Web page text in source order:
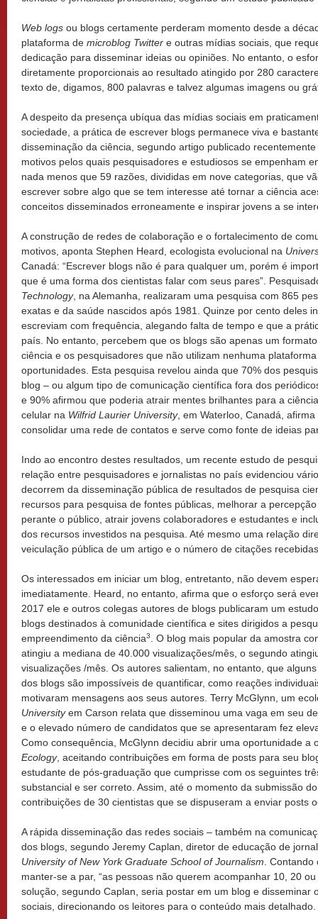
Web logs ou blogs certamente perderam momento desde a
plataforma de microblog Twitter e outras mídias sociais, que
dedicação para disseminar ideias ou opiniões. No entanto, o
diretamente proporcionais ao resultado atingido por 280
texto de, digamos, 800 palavras e talvez algumas imagens ou
A despeito da presença ubíqua das mídias sociais em
sociedade, a prática de escrever blogs permanece viva e
disseminação da ciência, segundo artigo publicado
motivos pelos quais pesquisadores e estudiosos se empenham
nada menos que 59 razões, divididas em nove categorias, que
escrever sobre algo que se tem interesse até tornar a ciência
conceitos disseminados erroneamente e inspirar jovens a se
A construção de redes de colaboração e o fortalecimento de
motivos, aponta Stephen Heard, ecologista evolucional na
Canadá: “Escrever blogs não é para qualquer um, porém é
que é uma forma dos cientistas falar com seus pares”.
Technology, na Alemanha, realizaram uma pesquisa com 865
exatas e da saúde nascidos após 1981. Quinze por cento deles
escreviam com frequência, alegando falta de tempo e que a
país. No entanto, percebem que os blogs são apenas um
ciência e os pesquisadores que não utilizam nenhuma
oportunidades. Esta pesquisa revelou ainda que 70% dos
blog – ou algum tipo de comunicação científica fora dos
e 90% afirmou que poderia atrair mentes brilhantes para a
celular na Wilfrid Laurier University, em Waterloo, Canadá,
consolidar uma rede de contatos e serve como fonte de ideias
Indo ao encontro destes resultados, um recente estudo de
relação entre pesquisadores e jornalistas no país evidenciou
decorrem da disseminação pública de resultados de pesquisa
recursos para pesquisa de fontes públicas, melhorar a
perante o público, atrair jovens colaboradores e estudantes e
dos recursos investidos na pesquisa. Até mesmo uma relação
veiculação pública de um artigo e o número de citações
Os interessados em iniciar um blog, entretanto, não devem
imediatamente. Heard, no entanto, afirma que o esforço será
2017 ele e outros colegas autores de blogs publicaram um
blogs destinados à comunidade científica e sites dirigidos a
empreendimento da ciência3
. O blog mais popular da amostra
atingiu a mediana de 40.000 visualizações/mês, o segundo
visualizações /mês. Os autores salientam, no entanto, que
dos blogs são impossíveis de quantificar, como reações
motivaram mensagens aos seus autores. Terry McGlynn, um
Universityem Carson relata que disseminou uma vaga em seu
e o elevado número de candidatos que se apresentaram fez
Como consequência, McGlynn decidiu abrir uma oportunidade a
Ecology, aceitando contribuições em forma de posts para seu
estudante de pós-graduação que cumprisse com os seguintes
substancial e ser correto. Assim, até o momento da submissão
contribuições de 30 cientistas que se dispuseram a enviar posts
A rápida disseminação das redes sociais – também na
dos blogs, segundo Jeremy Caplan, diretor de educação de
University of New York Graduate School of Journalism .
manter-se a par, “as pessoas não querem acompanhar 10, 20
solução, segundo Caplan, seria postar em um blog e disseminar
sociais, direcionando os leitores para o conteúdo mais detalhado.